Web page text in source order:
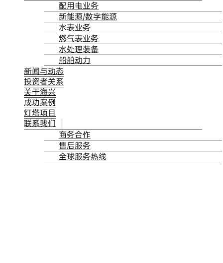
配用电业务
新能源/数字能源
水表业务
燃气表业务
水处理装备
船舶动力
新闻与动态
投资者关系
关于海兴
成功案例
灯塔项目
联系我们
商务合作
售后服务
全球服务热线